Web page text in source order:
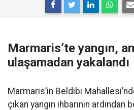
Marmaris’te yangın,
ulaşamadan yakalandı
Marmaris’in Beldibi
çıkan yangın ihbarının ardından